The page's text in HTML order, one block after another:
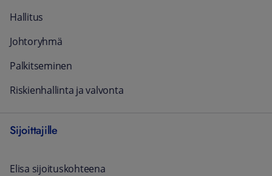
Hallitus
Johtoryhmä
Palkitseminen
Riskienhallinta ja valvonta
Sijoittajille
Elisa sijoituskohteena